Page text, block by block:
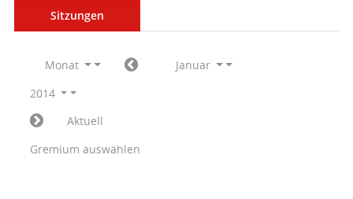
Sitzungen
Monat
Januar
2014
Aktuell
Gremium auswählen